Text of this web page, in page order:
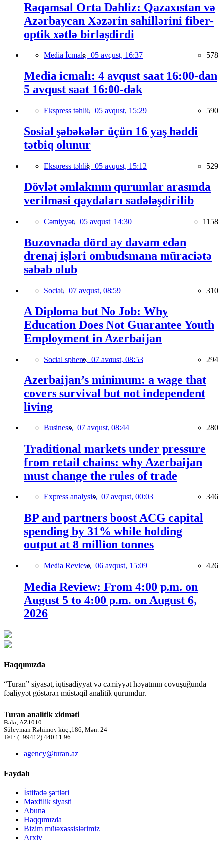
Rəqəmsal Orta Dəhliz: Qazaxıstan və
Azərbaycan Xəzərin sahillərini fiber-
optik xətlə birləşdirdi
Media İcmalı, 05 avqust, 16:37 578
Media icmalı: 4 avqust saat 16:00-dan
5 avqust saat 16:00-dək
Ekspress təhlil, 05 avqust, 15:29 590
Sosial şəbəkələr üçün 16 yaş həddi
tətbiq olunur
Ekspress təhlil, 05 avqust, 15:12 529
Dövlət əmlakının qurumlar arasında
verilməsi qaydaları sadələşdirilib
Cəmiyyət, 05 avqust, 14:30 1158
Buzovnada dörd ay davam edən
drenaj işləri ombudsmana müraciətə
səbəb olub
Social, 07 avqust, 08:59 310
A Diploma but No Job: Why
Education Does Not Guarantee Youth
Employment in Azerbaijan
Social sphere, 07 avqust, 08:53 294
Azerbaijan’s minimum: a wage that
covers survival but not independent
living
Business, 07 avqust, 08:44 280
Traditional markets under pressure
from retail chains: why Azerbaijan
must change the rules of trade
Express analysis, 07 avqust, 00:03 346
BP and partners boost ACG capital
spending by 31% while holding
output at 8 million tonnes
Media Review, 06 avqust, 15:09 426
Media Review: From 4:00 p.m. on
August 5 to 4:00 p.m. on August 6,
2026
Haqqımızda
“Turan” siyasət, iqtisadiyyat və cəmiyyət həyatının qovuşuğunda
fəaliyyət göstərən müstəqil analitik qurumdur.
Turan analitik xidməti
Bakı, AZ1010
Süleyman Rəhimov küç.,186, Mən. 24
Tel.: (+99412) 440 11 96
agency@turan.az
Faydalı
İstifadə şərtləri
Məxfilik siyasti
Abunə
Haqqımızda
Bizim mütəxəssislərimiz
Arxiv